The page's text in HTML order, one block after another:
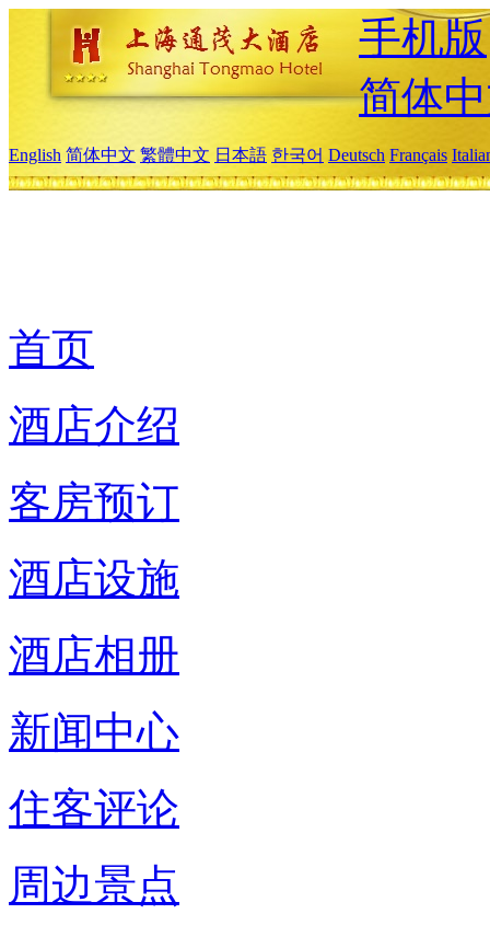
手机版
简体
English 简体中文 繁體中文 日本語 한국어 Deutsch Français
首页
酒店介绍
客房预订
酒店设施
酒店相册
新闻中心
住客评论
周边景点